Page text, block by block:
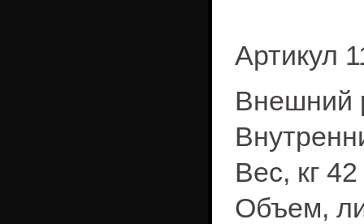
Артикул
Внешний
Вес, кг 42
Объем,